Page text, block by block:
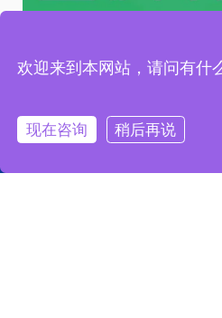
链接一 链接二
欢迎来到本网站，请问有什
现在咨询 稍后再说